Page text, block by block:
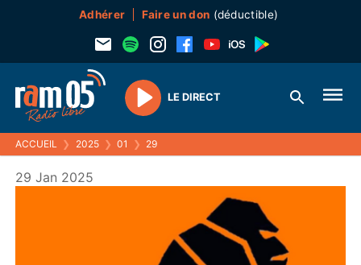
Adhérer Faire un don (déductible)
Play
LE DIRECT
ACCUEIL ❯ 2025 ❯ 01 ❯ 29
29 Jan 2025